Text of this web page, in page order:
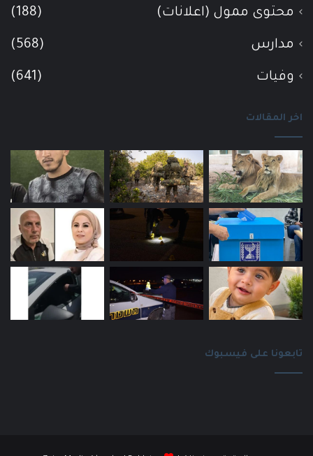
محتوى ممول (اعلانات) (188)
مدارس (568)
وفيات (641)
اخر المقالات
تابعونا على فيسبوك